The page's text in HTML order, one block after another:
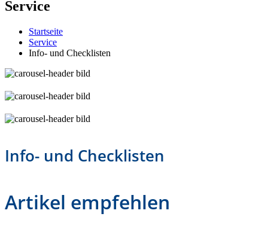
Service
Startseite
Service
Info- und Checklisten
Info- und Checklisten
Artikel empfehlen